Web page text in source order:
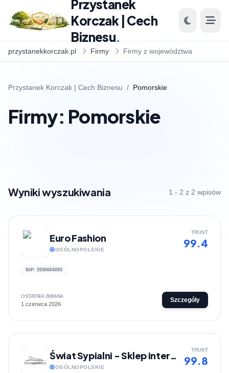
Przystanek
Korczak | Cech
Biznesu.
przystanekkorczak.pl Firmy Firmy z województwa
Przystanek Korczak | Cech Biznesu / Pomorskie
Firmy: Pomorskie
Wyniki wyszukiwania 1 - 2 z 2 wpisów
Euro Fashion
OGÓLNOPOLSKIE
TRUST
99.4
NIP: 5930004093
OSTATNIA ZMIANA
1 czerwca 2026
Szczegóły
Świat Sypialni - Sklep internetowy z materacami, kołdrami, poduszkami i pościelą
OGÓLNOPOLSKIE
TRUST
99.8